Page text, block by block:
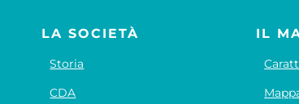
LA SOCIETÀ
Storia
CDA
IL